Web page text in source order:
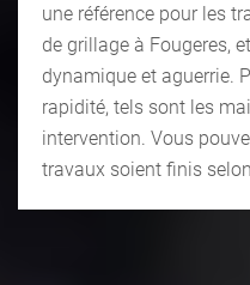
une référence pour les
de grillage à Fougeres,
dynamique et aguerrie.
rapidité, tels sont les
intervention. Vous
travaux soient finis